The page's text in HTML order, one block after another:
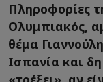
Πληροφορίες
Ολυμπιακός,
θέμα
Ισπανία και